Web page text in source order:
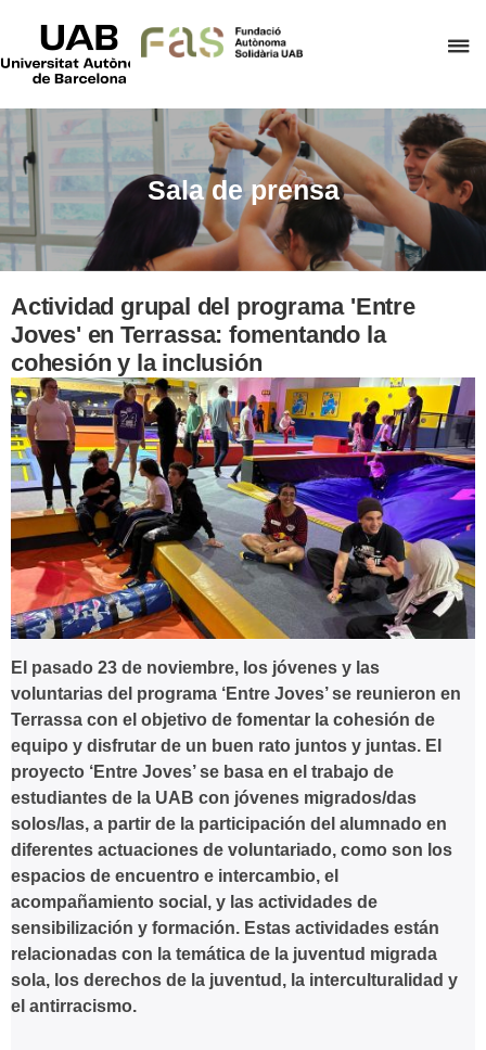
el
Sala de prensa
Actividad grupal del programa 'Entre
Joves' en Terrassa: fomentando la
cohesión y la inclusión
El pasado 23 de noviembre, los jóvenes y las
voluntarias del programa ‘Entre Joves’ se reunieron en
Terrassa con el objetivo de fomentar la cohesión de
equipo y disfrutar de un buen rato juntos y juntas. El
proyecto ‘Entre Joves’ se basa en el trabajo de
estudiantes de la UAB con jóvenes migrados/das
solos/las, a partir de la participación del alumnado en
diferentes actuaciones de voluntariado, como son los
espacios de encuentro e intercambio, el
acompañamiento social, y las actividades de
sensibilización y formación. Estas actividades están
relacionadas con la temática de la juventud migrada
sola, los derechos de la juventud, la interculturalidad y
el antirracismo.